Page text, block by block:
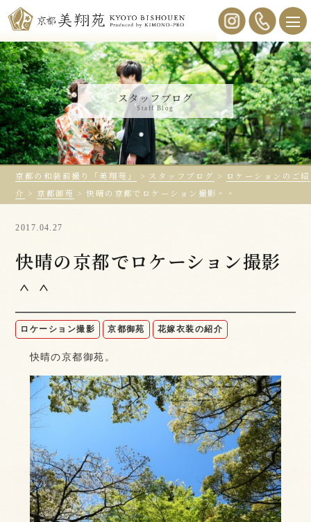
スタッフブログ
Staff Blog
京都の和装前撮り「美翔苑」 > スタッフブログ > ロケーションのご紹
介 > 京都御苑 >快晴の京都でロケーション撮影＾＾
2017.04.27
快晴の京都でロケーション撮影
＾＾
ロケーション撮影 京都御苑 花嫁衣装の紹介
快晴の京都御苑。